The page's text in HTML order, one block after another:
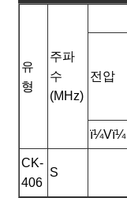
유
형
주파
수
(MHz)
전압
ï¼Vï¼
CK-
406
S